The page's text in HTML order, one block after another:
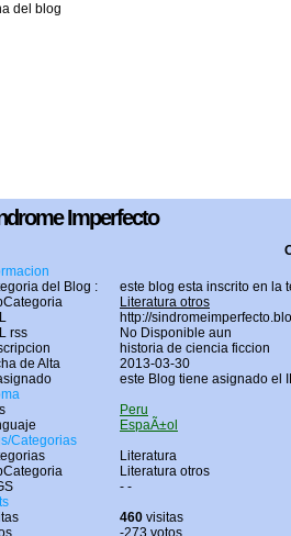
del blog
Imperfecto
del Blog :
este blog esta inscrito en la
Literatura otros
http://
rss
No Disponible aun
historia de ciencia ficcion
de Alta
2013-03-30
este Blog tiene asignado el
Peru
EspaÃ±ol
Categorias
Literatura
Literatura otros
- -
460 visitas
-273 votos